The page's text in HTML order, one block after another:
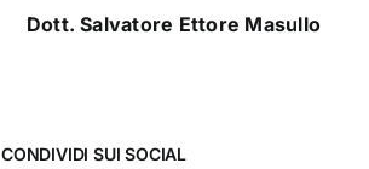
Dott. Salvatore Ettore Masullo
CONDIVIDI SUI SOCIAL